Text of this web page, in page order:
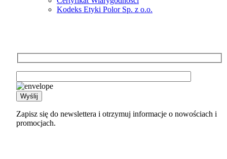
Kodeks Etyki Polor Sp. z o.o.
Zapisz się do newslettera i otrzymuj informacje o nowościach i
promocjach.